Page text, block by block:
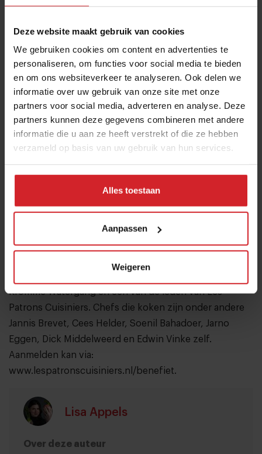
Deze website maakt gebruik van cookies
We gebruiken cookies om content en advertenties te
personaliseren, om functies voor social media te bieden
en om ons websiteverkeer te analyseren. Ook delen we
informatie over uw gebruik van onze site met onze
partners voor social media, adverteren en analyse. Deze
partners kunnen deze gegevens combineren met andere
informatie die u aan ze heeft verstrekt of die ze hebben
verzameld op basis van uw gebruik van hun services.
Alles toestaan
Aanpassen
Weigeren
koppelen aan verhalen over biodiversiteit en de
is gericht op een doelgroep tussen de 35 en 65 jaar.
Een ticket kost €95,- en is inclusief de rondleiding,
twee glazen wijn en een zakje zaden om thuis te
planten, zodat gasten met extra kennis over de natuur
naar huis gaan.
Benefietavond in PSV Stadion voor
Legens Lounge in het PSV Stadion in Eindhoven. Met
het diner willen de chefs €425.000 ophalen. Het geld
is bestemd voor een levensreddende immuuntherapie
Kromme Watergang en een van de leden van Les
Patrons Cuisiniers. Chefs die koken zijn onder andere
Jannis Brevet, Cees Helder, Soenil Bahadoer, Jarno
Eggen, Dick Middelweerd en Edwin Vinke zelf.
Aanmelden kan via:
www.lespatronscuisiniers.nl/benefiet.
Lisa Appels
Over deze auteur